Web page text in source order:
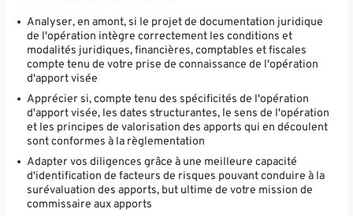
Analyser, en amont, si le projet de documentation juridique
de l'opération intègre correctement les conditions et
modalités juridiques, financières, comptables et fiscales
compte tenu de votre prise de connaissance de l'opération
d'apport visée
Apprécier si, compte tenu des spécificités de l'opération
d'apport visée, les dates structurantes, le sens de l'opération
et les principes de valorisation des apports qui en découlent
sont conformes à la règlementation
Adapter vos diligences grâce à une meilleure capacité
d'identification de facteurs de risques pouvant conduire à la
surévaluation des apports, but ultime de votre mission de
commissaire aux apports